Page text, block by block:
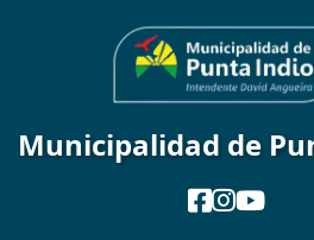
Municipalidad de